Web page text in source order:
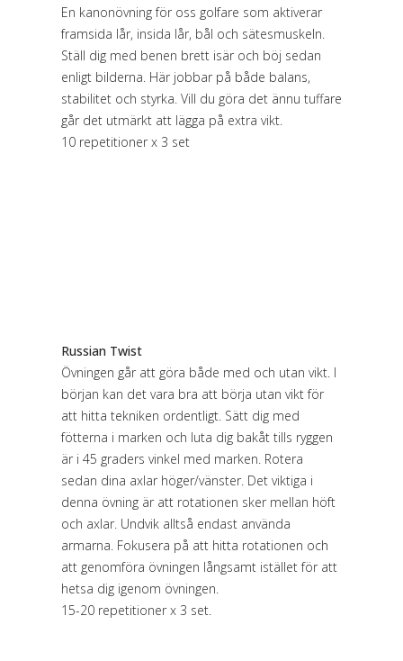
En kanonövning för oss golfare som aktiverar
framsida lår, insida lår, bål och sätesmuskeln.
Ställ dig med benen brett isär och böj sedan
enligt bilderna. Här jobbar på både balans,
stabilitet och styrka. Vill du göra det ännu tuffare
går det utmärkt att lägga på extra vikt.
10 repetitioner x 3 set
Russian Twist
Övningen går att göra både med och utan vikt. I
början kan det vara bra att börja utan vikt för
att hitta tekniken ordentligt. Sätt dig med
fötterna i marken och luta dig bakåt tills ryggen
är i 45 graders vinkel med marken. Rotera
sedan dina axlar höger/vänster. Det viktiga i
denna övning är att rotationen sker mellan höft
och axlar. Undvik alltså endast använda
armarna. Fokusera på att hitta rotationen och
att genomföra övningen långsamt istället för att
hetsa dig igenom övningen.
15-20 repetitioner x 3 set.